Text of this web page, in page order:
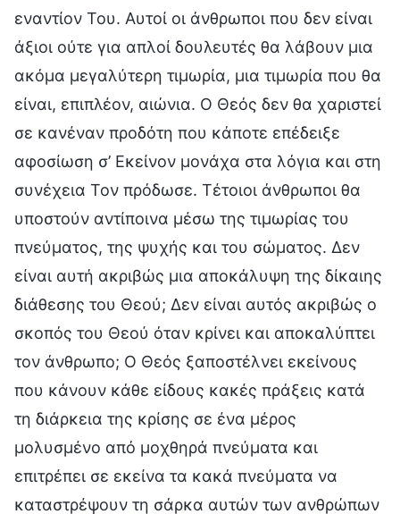
εναντίον Του. Αυτοί οι άνθρωποι που δεν είναι
άξιοι ούτε για απλοί δουλευτές θα λάβουν μια
ακόμα μεγαλύτερη τιμωρία, μια τιμωρία που θα
είναι, επιπλέον, αιώνια. Ο Θεός δεν θα χαριστεί
σε κανέναν προδότη που κάποτε επέδειξε
αφοσίωση σ’ Εκείνον μονάχα στα λόγια και στη
συνέχεια Τον πρόδωσε. Τέτοιοι άνθρωποι θα
υποστούν αντίποινα μέσω της τιμωρίας του
πνεύματος, της ψυχής και του σώματος. Δεν
είναι αυτή ακριβώς μια αποκάλυψη της δίκαιης
διάθεσης του Θεού; Δεν είναι αυτός ακριβώς ο
σκοπός του Θεού όταν κρίνει και αποκαλύπτει
τον άνθρωπο; Ο Θεός ξαποστέλνει εκείνους
που κάνουν κάθε είδους κακές πράξεις κατά
τη διάρκεια της κρίσης σε ένα μέρος
μολυσμένο από μοχθηρά πνεύματα και
επιτρέπει σε εκείνα τα κακά πνεύματα να
καταστρέψουν τη σάρκα αυτών των ανθρώπων